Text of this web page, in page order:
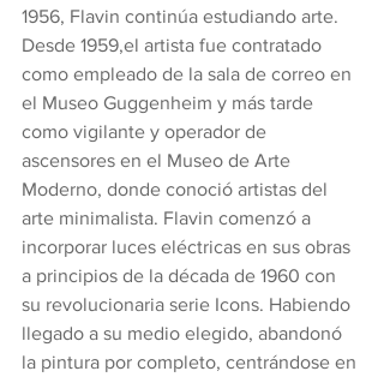
1956, Flavin continúa estudiando arte.
Desde 1959,el artista fue contratado
como empleado de la sala de correo en
el Museo Guggenheim y más tarde
como vigilante y operador de
ascensores en el Museo de Arte
Moderno, donde conoció artistas del
arte minimalista. Flavin comenzó a
incorporar luces eléctricas en sus obras
a principios de la década de 1960 con
su revolucionaria serie Icons. Habiendo
llegado a su medio elegido, abandonó
la pintura por completo, centrándose en